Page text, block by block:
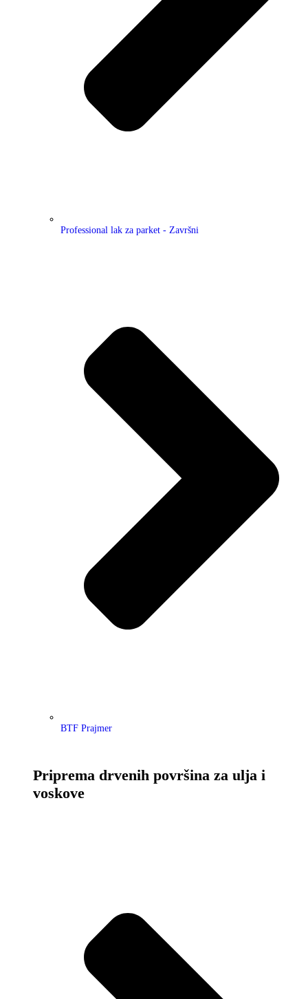
Professional lak za parket - Završni
BTF Prajmer
Priprema drvenih površina za ulja i
voskove